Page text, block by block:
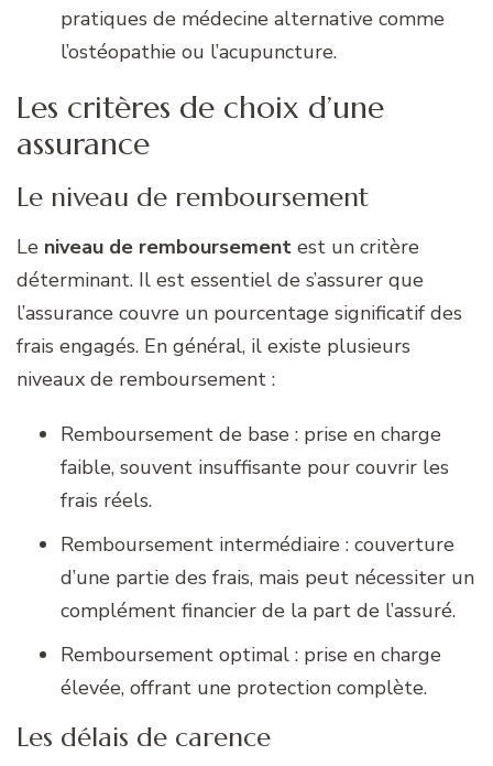
pratiques de médecine alternative comme
l’ostéopathie ou l’acupuncture.
Les critères de choix d’une
assurance
Le niveau de remboursement
Le niveau de remboursement est un critère
déterminant. Il est essentiel de s’assurer que
l’assurance couvre un pourcentage significatif des
frais engagés. En général, il existe plusieurs
niveaux de remboursement :
Remboursement de base : prise en charge
faible, souvent insuffisante pour couvrir les
frais réels.
Remboursement intermédiaire : couverture
d’une partie des frais, mais peut nécessiter un
complément financier de la part de l’assuré.
Remboursement optimal : prise en charge
élevée, offrant une protection complète.
Les délais de carence